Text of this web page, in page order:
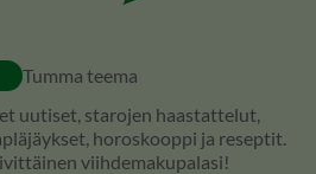
Tumma teema
uutiset, starojen haastattelut,
horoskooppi ja reseptit.
viihdemakupalasi!